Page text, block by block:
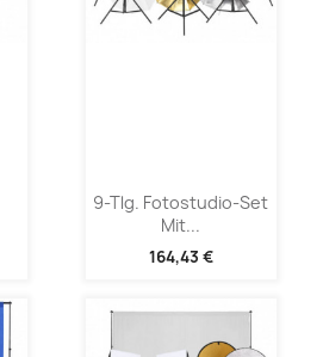
9-Tlg. Fotostudio-Set
Mit...
164,43 €